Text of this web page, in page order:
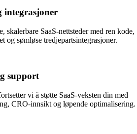
integrasjoner
skalerbare SaaS-nettsteder med ren kode,
og sømløse tredjepartsintegrasjoner.
support
vi å støtte SaaS-veksten din med
CRO-innsikt og løpende optimalisering.